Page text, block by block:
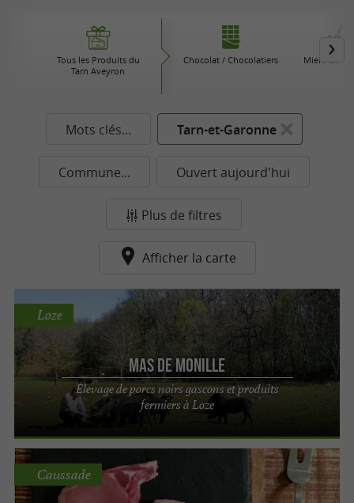
Tous les Produits du
Tarn Aveyron
Chocolat / Chocolatiers Miel /
Mots clés... Tarn-et-Garonne
Commune... Ouvert aujourd'hui
Plus de filtres
Afficher la carte
Mas de Monille
Élevage de porcs noirs gascons et produits
fermiers à Loze
Loze
Caussade